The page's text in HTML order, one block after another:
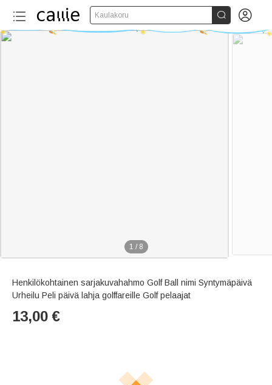
Kaulakoru  
1 / 8
Henkilökohtainen sarjakuvahahmo Golf Ball nimi Syntymäpäivä
Urheilu Peli päivä lahja golffareille Golf pelaajat
13,00 €